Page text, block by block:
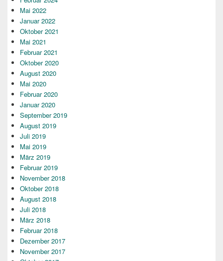
Mai 2022
Januar 2022
Oktober 2021
Mai 2021
Februar 2021
Oktober 2020
August 2020
Mai 2020
Februar 2020
Januar 2020
September 2019
August 2019
Juli 2019
Mai 2019
März 2019
Februar 2019
November 2018
Oktober 2018
August 2018
Juli 2018
März 2018
Februar 2018
Dezember 2017
November 2017